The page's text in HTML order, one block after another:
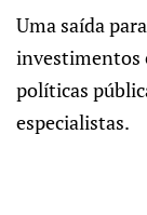
Uma saída
investimentos
políticas
especialistas.